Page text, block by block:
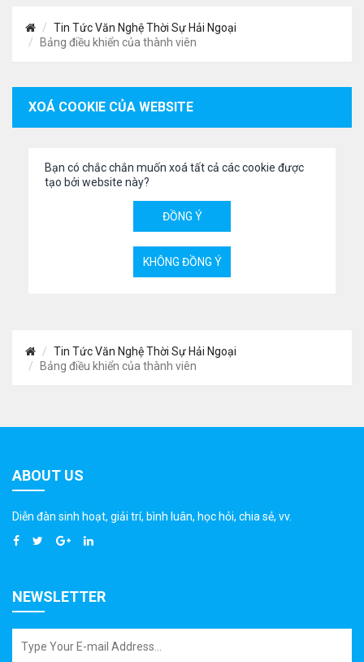
Tin Tức Văn Nghệ Thời Sự Hải Ngoại
Bảng điều khiển của thành viên
XOÁ COOKIE CỦA WEBSITE
Bạn có chắc chắn muốn xoá tất cả các cookie được
tạo bởi website này?
Tin Tức Văn Nghệ Thời Sự Hải Ngoại
Bảng điều khiển của thành viên
ABOUT US
Diễn đàn sinh hoạt, giải trí, bình luân, học hỏi, chia sẻ, vv.
NEWSLETTER